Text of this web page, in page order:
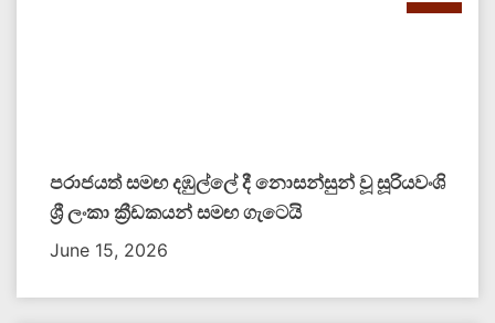
පරාජයත් සමඟ දඹුල්ලේ දී නොසන්සුන් වූ සූරියවංශි
ශ්‍රී ලංකා ක්‍රීඩකයන් සමඟ ගැටෙයි
June 15, 2026